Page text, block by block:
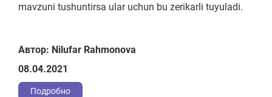
mavzuni tushuntirsa ular uchun bu zerikarli tuyuladi.
Автор: Nilufar Rahmonova
08.04.2021
Подробно